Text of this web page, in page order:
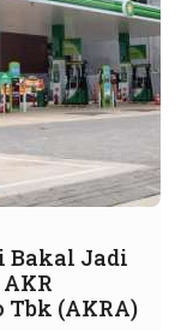
Bakal Jadi
Tbk (AKRA)